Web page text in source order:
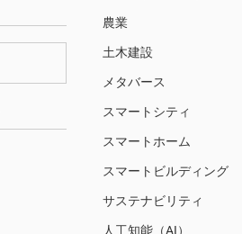
農業
土木建設
メタバース
スマートシティ
スマートホーム
スマートビルディング
サステナビリティ
人工知能（AI）